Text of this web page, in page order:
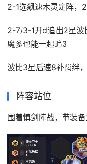
2-1选飙速木灵定阵，
2-7/3-1开d追出2星波
魔多也能一起追3
波比3星后速8补羁绊
阵容站位
围着慎剑阵战，带装